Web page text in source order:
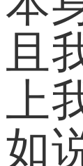
且
上
如